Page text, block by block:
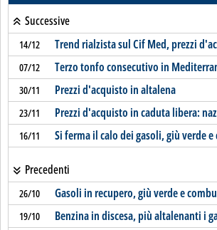
Successive
14/12 Trend rialzista sul Cif Med, prezzi
07/12 Terzo tonfo consecutivo in
30/11 Prezzi d'acquisto in altalena
23/11 Prezzi d'acquisto in caduta libera:
16/11 Si ferma il calo dei gasoli, giù verde
Precedenti
26/10 Gasoli in recupero, giù verde e
19/10 Benzina in discesa, più altalenanti i